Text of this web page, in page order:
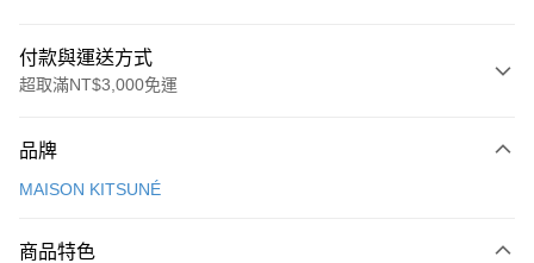
付款與運送方式
超取滿NT$3,000免運
信用卡一次付款
ATM付款
品牌
MAISON KITSUNÉ
商品特色